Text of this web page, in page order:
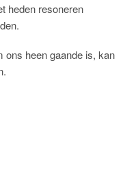
heden resoneren
ons heen gaande is, kan